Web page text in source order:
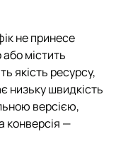
не принесе
містить
якість ресурсу,
низьку швидкість
версією,
конверсія —